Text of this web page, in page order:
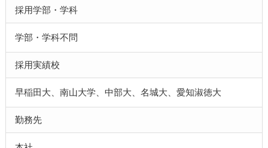
採用学部・学科
学部・学科不問
採用実績校
早稲田大、南山大学、中部大、名城大、愛知淑徳大
勤務先